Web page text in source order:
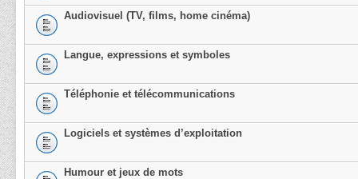
Audiovisuel (TV, films, home cinéma)
Langue, expressions et symboles
Téléphonie et télécommunications
Logiciels et systèmes d’exploitation
Humour et jeux de mots